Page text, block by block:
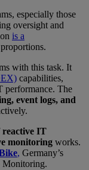
especially those
oversight and
is a
with this task. It
capabilities,
performance. The
event logs, and
reactive IT
monitoring works.
, Germany’s
Monitoring.